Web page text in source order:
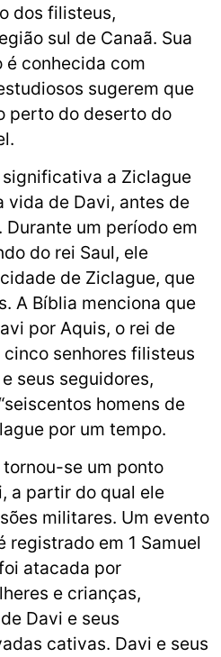
dos filisteus,
sul de Canaã. Sua
é conhecida com
sugerem que
perto do deserto do
a Ziclague
vida de Davi, antes de
Durante um período em
do rei Saul, ele
de Ziclague, que
A Bíblia menciona que
por Aquis, o rei de
senhores filisteus
seus seguidores,
homens de
por um tempo.
se um ponto
a partir do qual ele
militares. Um evento
registrado em 1 Samuel
atacada por
e crianças,
Davi e seus
cativas. Davi e seus